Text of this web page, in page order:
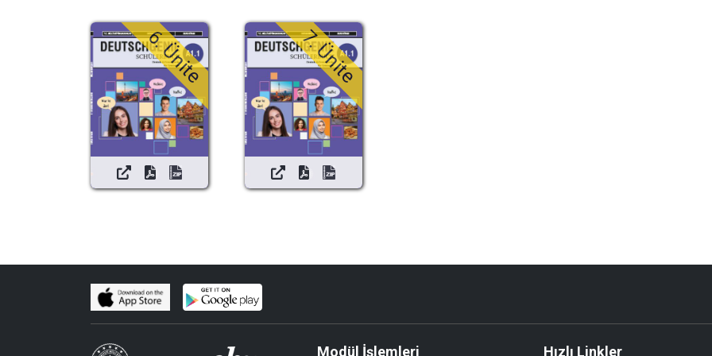
6. Ünite 7. Ünite
Modül İşlemleri Hızlı Linkler